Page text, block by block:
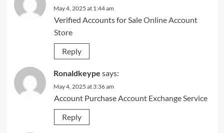
May 4, 2025 at 1:44 am
Verified Accounts for SaleOnline Account
Store
Reply
Ronaldkeype says:
May 4, 2025 at 3:36 am
Account PurchaseAccount Exchange Service
Reply